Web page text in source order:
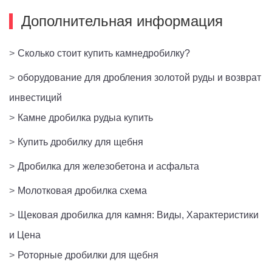
Дополнительная информация
> Сколько стоит купить камнедробилку?
> оборудование для дробления золотой руды и возврат
инвестиций
> Камне дробилка рудыа купить
> Купить дробилку для щебня
> Дробилка для железобетона и асфальта
> Молотковая дробилка схема
> Щековая дробилка для камня: Виды, Характеристики
и Цена
> Роторные дробилки для щебня